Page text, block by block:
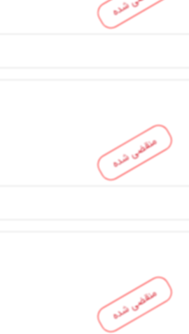
منقضی شده
منقضی شده